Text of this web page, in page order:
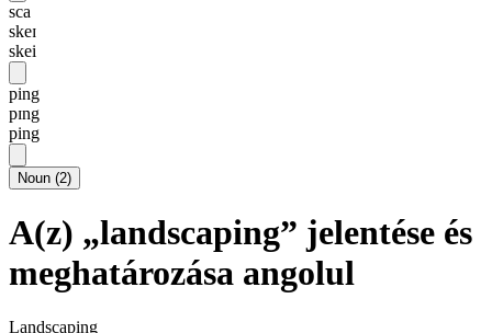
sca
skeɪ
skei
ping
pɪng
ping
Noun (2)
A(z) „landscaping” jelentése és
meghatározása angolul
Landscaping